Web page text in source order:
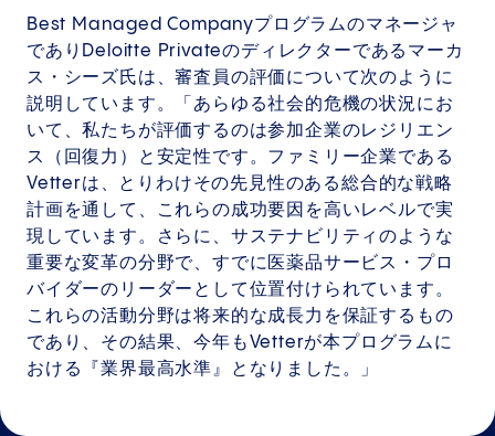
Best Managed Companyプログラムのマネージャ
でありDeloitte Privateのディレクターであるマーカ
ス・シーズ氏は、審査員の評価について次のように
説明しています。「あらゆる社会的危機の状況にお
いて、私たちが評価するのは参加企業のレジリエン
ス（回復力）と安定性です。ファミリー企業である
Vetterは、とりわけその先見性のある総合的な戦略
計画を通して、これらの成功要因を高いレベルで実
現しています。さらに、サステナビリティのような
重要な変革の分野で、すでに医薬品サービス・プロ
バイダーのリーダーとして位置付けられています。
これらの活動分野は将来的な成長力を保証するもの
であり、その結果、今年もVetterが本プログラムに
おける『業界最高水準』となりました。」